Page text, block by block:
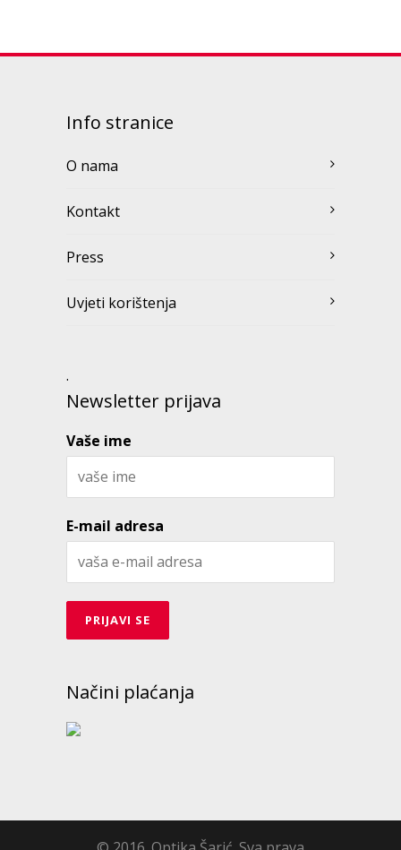
Info stranice
O nama
Kontakt
Press
Uvjeti korištenja
.
Newsletter prijava
Vaše ime
E-mail adresa
Načini plaćanja